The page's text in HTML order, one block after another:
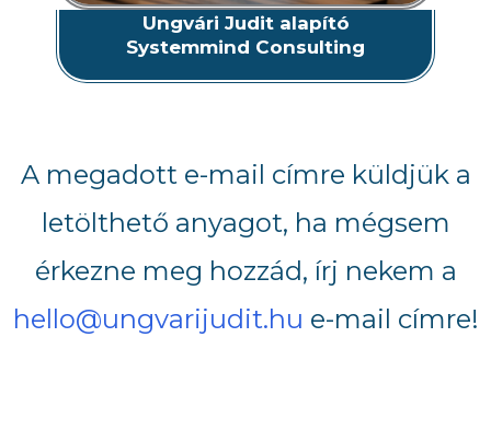
Ungvári Judit alapító
Systemmind Consulting
A megadott e-mail címre küldjük a
letölthető anyagot, ha mégsem
érkezne meg hozzád, írj nekem a
hello@ungvarijudit.hu e-mail címre!